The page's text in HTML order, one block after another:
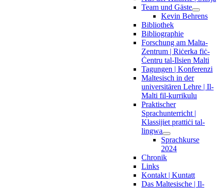
Team und Gäste
Kevin Behrens
Bibliothek
Bibliographie
Forschung am Malta-
Zentrum | Riċerka fiċ-
Ċentru tal-Ilsien Malti
Tagungen | Konferenzi
Maltesisch in der
universitären Lehre | Il-
Malti fil-kurrikulu
Praktischer
Sprachunterricht |
Klassijiet prattiċi tal-
lingwa
Sprachkurse
2024
Chronik
Links
Kontakt | Kuntatt
Das Maltesische | Il-